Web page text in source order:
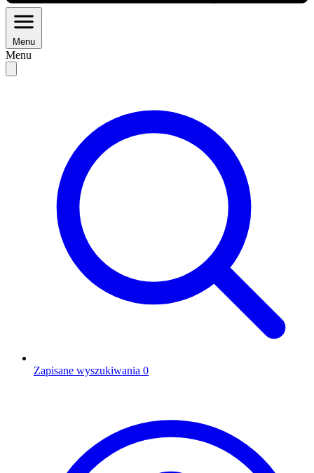
Menu
Menu
Zapisane wyszukiwania 0